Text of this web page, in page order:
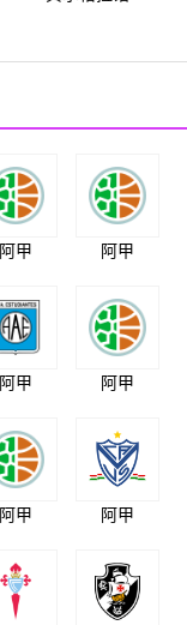
阿甲 阿甲
阿甲 阿甲
阿甲 阿甲